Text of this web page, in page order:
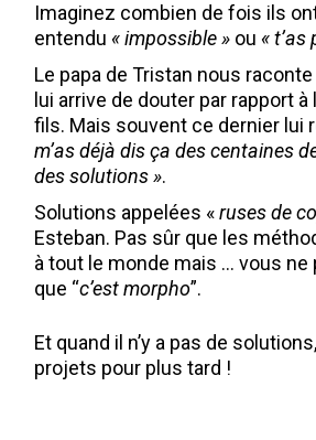
Imaginez combien de fois ils
entendu « impossible » ou « t’as
Le papa de Tristan nous
lui arrive de douter par rapport à
fils. Mais souvent ce dernier lui
m’as déjà dis ça des centaines
des solutions ».
Solutions appelées «ruses de
Esteban. Pas sûr que les
à tout le monde mais … vous ne
que “c’est morpho”.
Et quand il n’y a pas de
projets pour plus tard !